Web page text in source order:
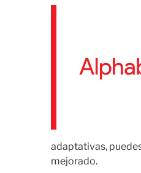
adaptativas,
mejorado.